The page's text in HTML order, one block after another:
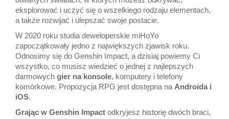
eksplorować i uczyć się o wszelkiego rodzaju elementach,
a także rozwijać i ulepszać swoje postacie.
W 2020 roku studia deweloperskie miHoYo
zapoczątkowały jedno z największych zjawisk roku.
Odnosimy się do Genshin Impact, a dzisiaj powiemy Ci
wszystko, co musisz wiedzieć o jednej z najlepszych
darmowych gier na konsole, komputery i telefony
komórkowe. Propozycja RPG jest dostępna na Androida i
iOS.
Grając w Genshin Impact odkryjesz historię dwóch braci,